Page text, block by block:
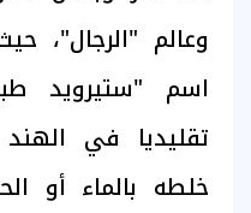
وعالم "الرجال"،
اسم "ستيرويد
تقليديا في الهند
خلطه بالماء أو